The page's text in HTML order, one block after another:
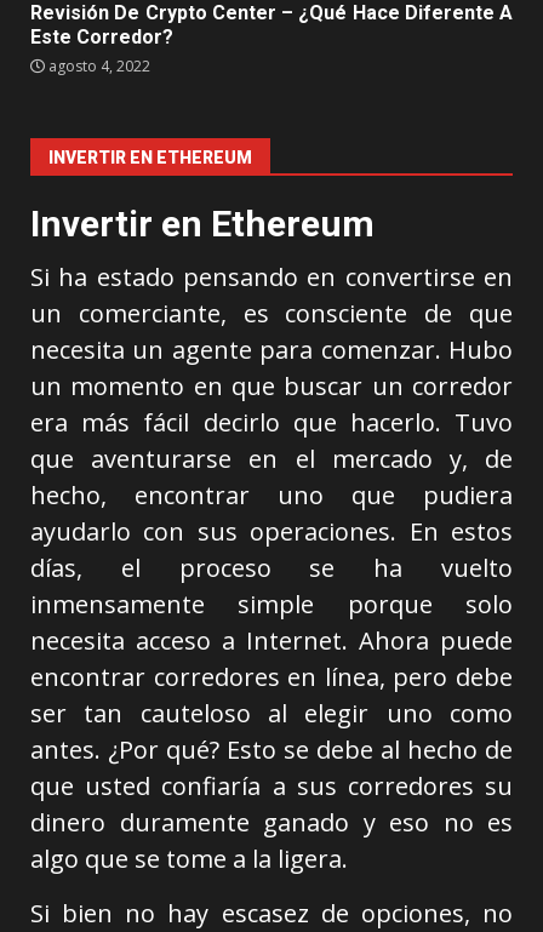
Revisión De Crypto Center – ¿Qué Hace Diferente A
Este Corredor?
agosto 4, 2022
INVERTIR EN ETHEREUM
Invertir en Ethereum
Si ha estado pensando en convertirse en
un comerciante, es consciente de que
necesita un agente para comenzar. Hubo
un momento en que buscar un corredor
era más fácil decirlo que hacerlo. Tuvo
que aventurarse en el mercado y, de
hecho, encontrar uno que pudiera
ayudarlo con sus operaciones. En estos
días, el proceso se ha vuelto
inmensamente simple porque solo
necesita acceso a Internet. Ahora puede
encontrar corredores en línea, pero debe
ser tan cauteloso al elegir uno como
antes. ¿Por qué? Esto se debe al hecho de
que usted confiaría a sus corredores su
dinero duramente ganado y eso no es
algo que se tome a la ligera.
Si bien no hay escasez de opciones, no